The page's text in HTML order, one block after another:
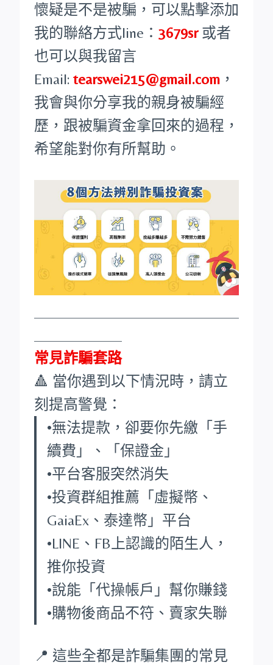
懷疑是不是被騙，可以點擊添加
我的聯絡方式line： 3679sr 或者
也可以與我留言
Email: tearswei215@gmail.com ，
我會與你分享我的親身被騙經
歷，跟被騙資金拿回來的過程，
希望能對你有所幫助。
常見詐騙套路
🔺 當你遇到以下情況時，請立
刻提高警覺：
•無法提款，卻要你先繳「手
續費」、「保證金」
•平台客服突然消失
•投資群組推薦「虛擬幣、
GaiaEx、泰達幣」平台
•LINE、FB上認識的陌生人，
推你投資
•說能「代操帳戶」幫你賺錢
•購物後商品不符、賣家失聯
📍 這些全都是詐騙集團的常見